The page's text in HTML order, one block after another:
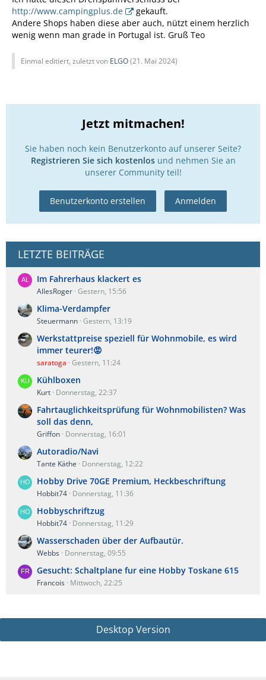
http://www.campingplus.de
gekauft.
Andere Shops haben diese aber auch, nützt einem herzlich
wenig wenn man grade in Portugal ist. Gruß Teo
Einmal editiert, zuletzt von ELGO(21. Mai 2024)
Jetzt mitmachen!
Sie haben noch kein Benutzerkonto auf unserer Seite?
Registrieren Sie sich kostenlosund nehmen Sie an
unserer Community teil!
Benutzerkonto erstellen Anmelden
LETZTE BEITRÄGE
Im Fahrerhaus klackert es
AllesRoger Gestern, 15:56
Klima-Verdampfer
Steuermann Gestern, 13:19
Werkstattpreise speziell für Wohnmobile, es wird
immer teurer!😡
saratoga Gestern, 11:24
Kühlboxen
Kurt Donnerstag, 22:37
Fahrtauglichkeitsprüfung für Wohnmobilisten? Was
soll das denn,
Griffon Donnerstag, 16:01
Autoradio/Navi
Tante Käthe Donnerstag, 12:22
Hobby Drive 70GE Premium, Heckbeschriftung
Hobbit74 Donnerstag, 11:36
Hobbyschriftzug
Hobbit74 Donnerstag, 11:29
Wasserschaden über der Aufbautür.
Webbs Donnerstag, 09:55
Gesucht: Schaltplane fur eine Hobby Toskane 615
Francois Mittwoch, 22:25
Desktop Version